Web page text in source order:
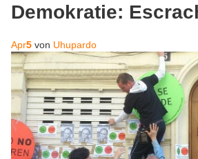
Demokratie:
Apr5 von Uhupardo